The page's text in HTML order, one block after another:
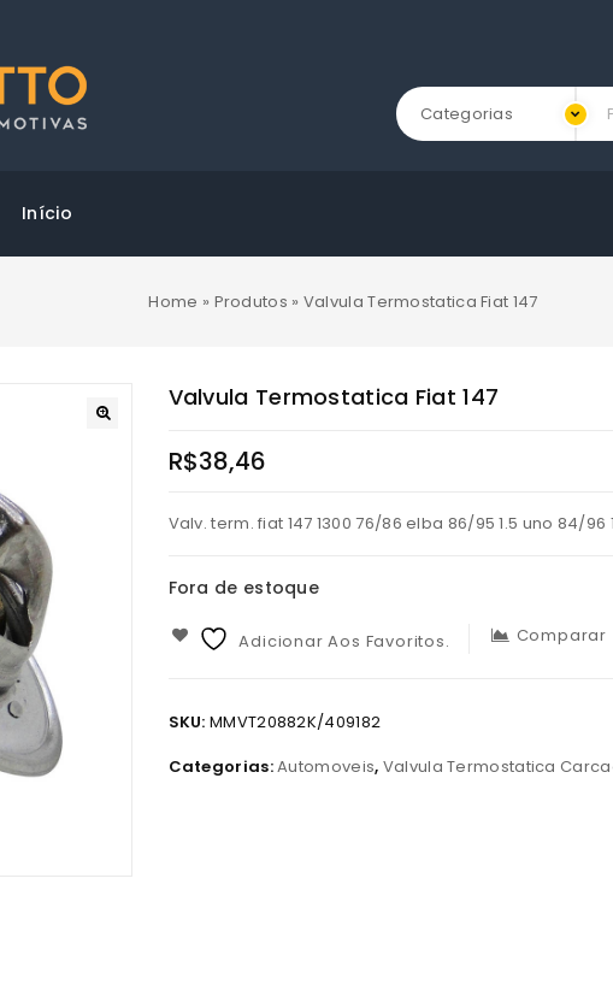
Categorias
Início
Home » Produtos » Valvula Termostatica Fiat 147
Valvula Termostatica Fiat 147
R$38,46
Valv. term. fiat 147 1300 76/86 elba 86/95 1.5 uno 84/96
Fora de estoque
Adicionar Aos Favoritos. Comparar
SKU: MMVT20882K/409182
Categorias:Automoveis, Valvula Termostatica